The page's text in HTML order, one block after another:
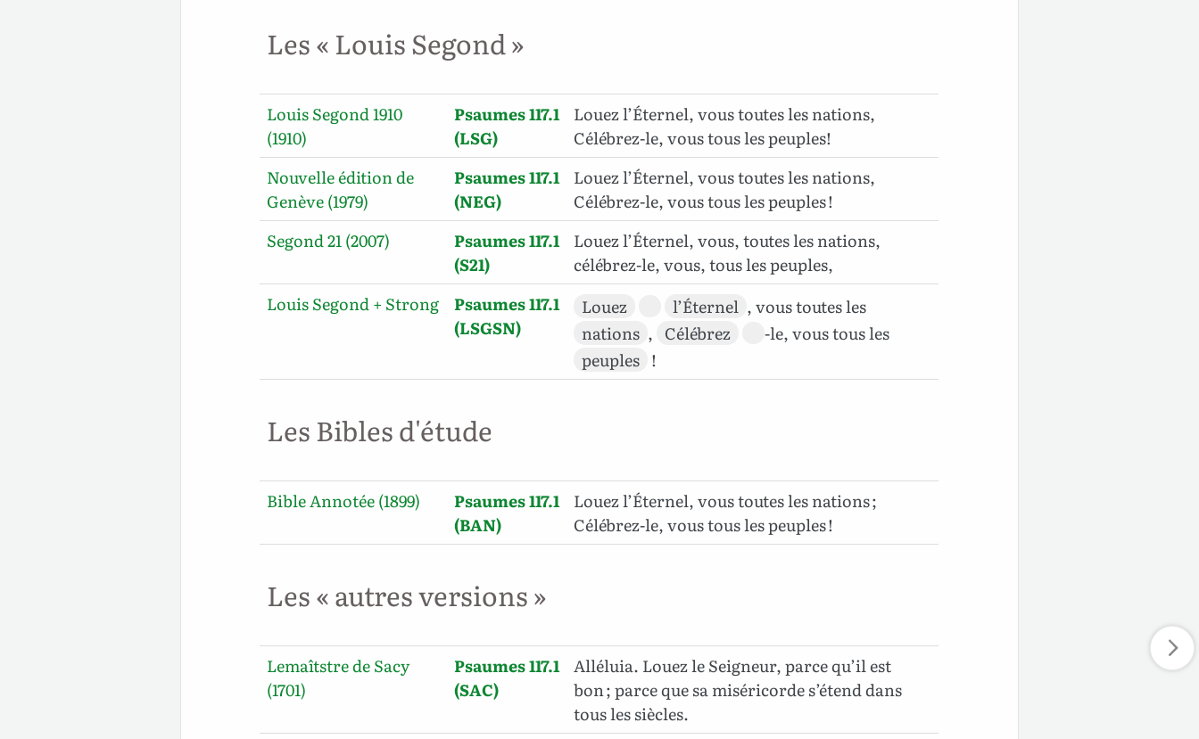
Les « Louis Segond »
Louis Segond 1910
(1910)
Psaumes 117.1
(LSG)
Louez l’Éternel, vous toutes les nations,
Célébrez-le, vous tous les peuples!
Nouvelle édition de
Genève (1979)
Psaumes 117.1
(NEG)
Louez l’Éternel, vous toutes les nations,
Célébrez-le, vous tous les peuples !
Segond 21 (2007)
Psaumes 117.1
(S21)
Louez l’Éternel, vous, toutes les nations,
célébrez-le, vous, tous les peuples,
Louis Segond + Strong
Psaumes 117.1
(LSGSN)
Louez l’Éternel , vous toutes les
nations , Célébrez
-le, vous tous les
peuples !
Les Bibles d'étude
Bible Annotée (1899)
Psaumes 117.1
(BAN)
Louez l’Éternel, vous toutes les nations ;
Célébrez-le, vous tous les peuples !
Les « autres versions »
Lemaîtstre de Sacy
(1701)
Psaumes 117.1
(SAC)
Alléluia. Louez le Seigneur, parce qu’il est
bon ; parce que sa miséricorde s’étend dans
tous les siècles.